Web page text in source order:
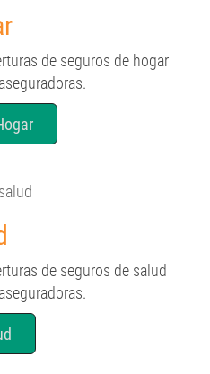
de seguros de hogar
de seguros de salud